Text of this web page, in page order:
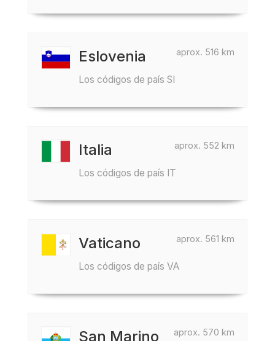
aprox. 516 km
Eslovenia
Los códigos de país SI
aprox. 552 km
Italia
Los códigos de país IT
aprox. 561 km
Vaticano
Los códigos de país VA
aprox. 570 km
San Marino